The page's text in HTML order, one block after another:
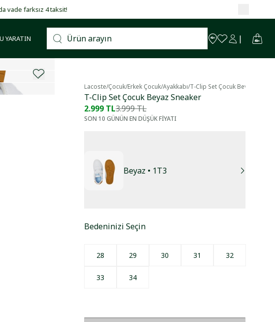
taksit!
YARATIN
Lacoste/Çocuk/Erkek Çocuk/Ayakkabı/T-Clip Set Çocuk Beyaz
T-Clip Set Çocuk Beyaz Sneaker
2.999 TL3.999 TL
SON 10 GÜNÜN EN DÜŞÜK FİYATI
Bedeninizi Seçin
28 29 30 31 32
33 34
Beyaz • 1T3